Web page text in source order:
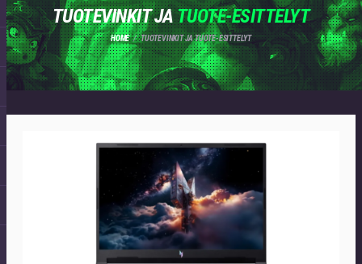
TUOTEVINKIT JATUOTE-ESITTELYT
HOME TUOTEVINKIT JA TUOTE-ESITTELYT